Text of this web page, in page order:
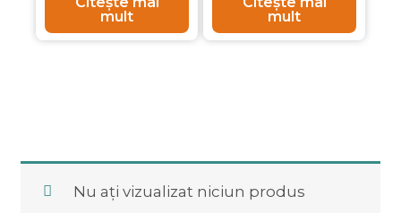
mult
mult
Nu ați vizualizat niciun produs